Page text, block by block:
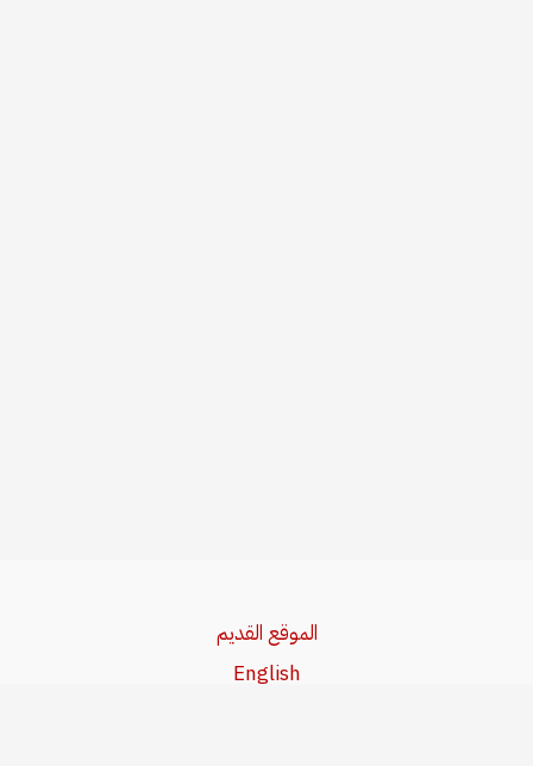
الموقع القديم
English